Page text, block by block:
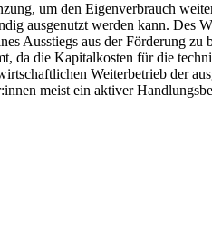
um den Eigenverbrauch
ausgenutzt werden kann. Des
Ausstiegs aus der Förderung zu
da die Kapitalkosten für die
Weiterbetrieb der
meist ein aktiver